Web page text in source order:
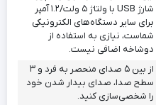
شارژ USB با ولتاژ ۵ ولت/۱.۲ آمپر
برای سایر دستگاه‌های الکترونیکی
شماست، نیازی به استفاده از
دوشاخه اضافی نیست.
از بین ۵ صدای منحصر به فرد و ۳
سطح صدا، صدای بیدار شدن خود
را شخصی‌سازی کنید.